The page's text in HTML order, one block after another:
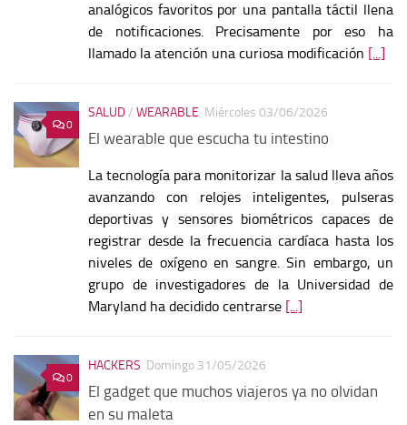
analógicos favoritos por una pantalla táctil llena
de notificaciones. Precisamente por eso ha
llamado la atención una curiosa modificación [...]
0
SALUD/ WEARABLE Miércoles 03/06/2026
El wearable que escucha tu intestino
La tecnología para monitorizar la salud lleva años
avanzando con relojes inteligentes, pulseras
deportivas y sensores biométricos capaces de
registrar desde la frecuencia cardíaca hasta los
niveles de oxígeno en sangre. Sin embargo, un
grupo de investigadores de la Universidad de
Maryland ha decidido centrarse [...]
0
HACKERS Domingo 31/05/2026
El gadget que muchos viajeros ya no olvidan
en su maleta